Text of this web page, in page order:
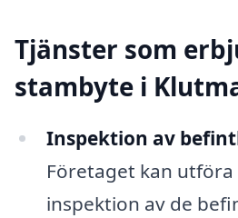
Tjänster som
stambyte i
Inspektion av
Företaget kan
inspektion av de